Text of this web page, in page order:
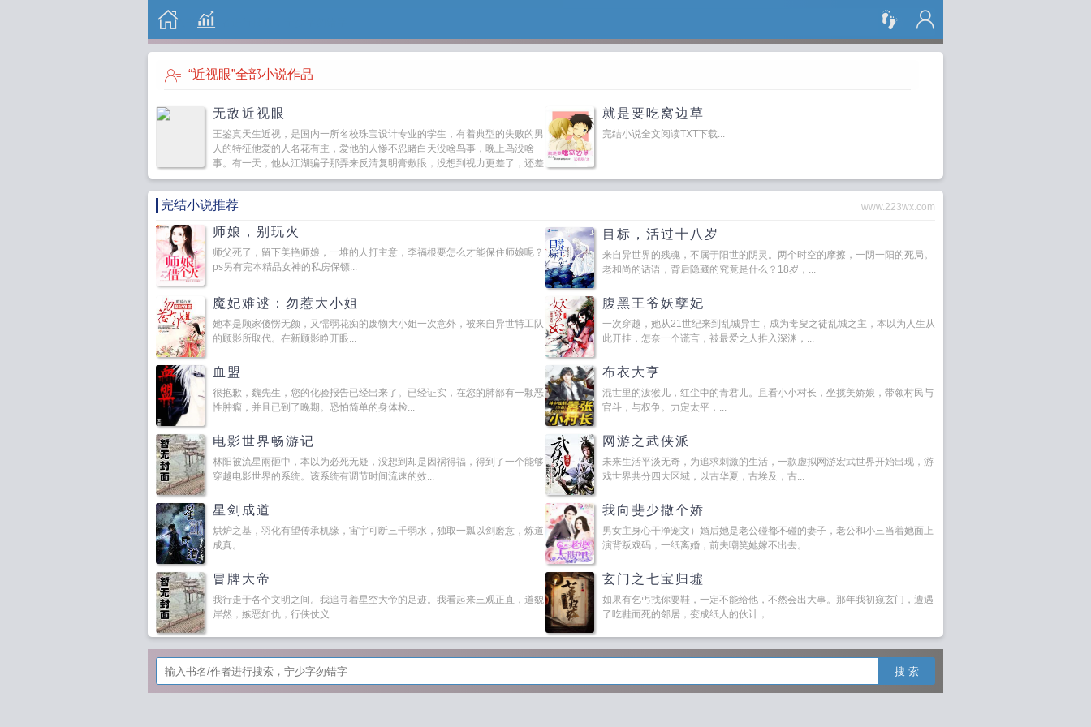
搜 索
“近视眼”全部小说作品
无敌近视眼
王鉴真天生近视，是国内一所名校珠宝设计专业的学生，有着典型的失败的男
人的特征他爱的人名花有主，爱他的人惨不忍睹白天没啥鸟事，晚上鸟没啥
事。有一天，他从江湖骗子那弄来反清复明膏敷眼，没想到视力更差了，还差
点变瞎，主角懊悔之余却...
就是要吃窝边草
完结小说全文阅读TXT下载...
完结小说推荐 www.223wx.com
师娘，别玩火
师父死了，留下美艳师娘，一堆的人打主意，李福根要怎么才能保住师娘呢？
ps另有完本精品女神的私房保镖...
目标，活过十八岁
来自异世界的残魂，不属于阳世的阴灵。两个时空的摩擦，一阴一阳的死局。
老和尚的话语，背后隐藏的究竟是什么？18岁，...
魔妃难逑：勿惹大小姐
她本是顾家傻愣无颜，又懦弱花痴的废物大小姐一次意外，被来自异世特工队
的顾影所取代。在新顾影睁开眼...
腹黑王爷妖孽妃
一次穿越，她从21世纪来到乱城异世，成为毒叟之徒乱城之主，本以为人生从
此开挂，怎奈一个谎言，被最爱之人推入深渊，...
血盟
很抱歉，魏先生，您的化验报告已经出来了。已经证实，在您的肺部有一颗恶
性肿瘤，并且已到了晚期。恐怕简单的身体检...
布衣大亨
混世里的泼猴儿，红尘中的青君儿。且看小小村长，坐揽美娇娘，带领村民与
官斗，与权争。力定太平，...
电影世界畅游记
林阳被流星雨砸中，本以为必死无疑，没想到却是因祸得福，得到了一个能够
穿越电影世界的系统。该系统有调节时间流速的效...
网游之武侠派
未来生活平淡无奇，为追求刺激的生活，一款虚拟网游宏武世界开始出现，游
戏世界共分四大区域，以古华夏，古埃及，古...
星剑成道
烘炉之基，羽化有望传承机缘，宙宇可断三千弱水，独取一瓢以剑磨意，炼道
成真。...
我向斐少撒个娇
男女主身心干净宠文）婚后她是老公碰都不碰的妻子，老公和小三当着她面上
演背叛戏码，一纸离婚，前夫嘲笑她嫁不出去。...
冒牌大帝
我行走于各个文明之间。我追寻着星空大帝的足迹。我看起来三观正直，道貌
岸然，嫉恶如仇，行侠仗义...
玄门之七宝归墟
如果有乞丐找你要鞋，一定不能给他，不然会出大事。那年我初窥玄门，遭遇
了吃鞋而死的邻居，变成纸人的伙计，...
搜 索